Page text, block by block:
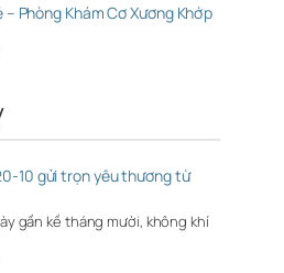
Phòng Khám Cơ Xương Khớp
10 gửi trọn yêu thương từ
gần kề tháng mười, không khí